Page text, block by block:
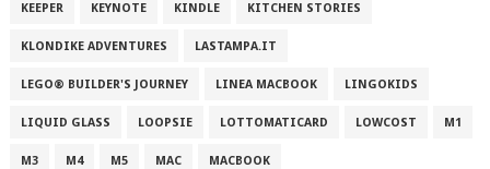
KEEPER KEYNOTE KINDLE KITCHEN STORIES
KLONDIKE ADVENTURES LASTAMPA.IT
LEGO® BUILDER'S JOURNEY LINEA MACBOOK LINGOKIDS
LIQUID GLASS LOOPSIE LOTTOMATICARD LOWCOST M1
M3 M4 M5 MAC MACBOOK